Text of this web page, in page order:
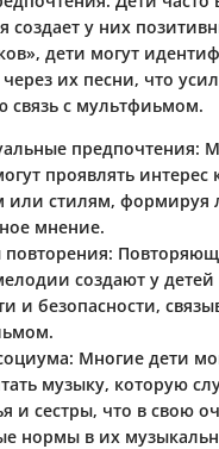
создает у них
дети могут
их песни, что
связь с мультфиьмом.
предпочтения:
проявлять
или стилям, формируя
мнение.
создают у детей
и безопасности,
Многие дети
музыку, которую
и сестры, что в свою
нормы в их